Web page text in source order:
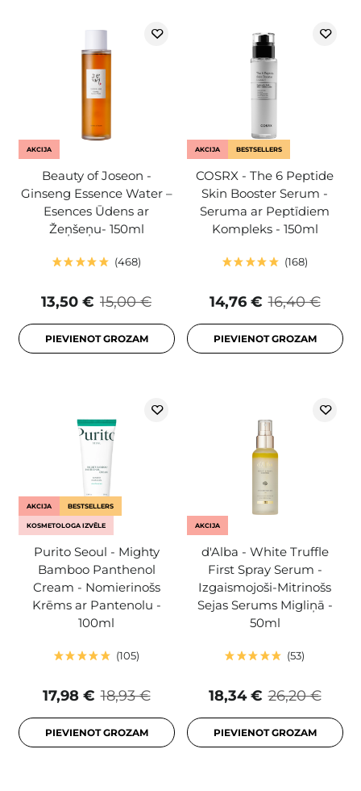
AKCIJA
Beauty of Joseon -
Ginseng Essence Water –
Esences Ūdens ar
Žeņšeņu- 150ml
468
15,00 €
13,50 €
PIEVIENOT GROZAM
AKCIJA BESTSELLERS
COSRX - The 6 Peptide
Skin Booster Serum -
Seruma ar Peptīdiem
Kompleks - 150ml
168
16,40 €
14,76 €
PIEVIENOT GROZAM
AKCIJA BESTSELLERS
KOSMETOLOGA IZVĒLE
Purito Seoul - Mighty
Bamboo Panthenol
Cream - Nomierinošs
Krēms ar Pantenolu -
100ml
105
18,93 €
17,98 €
PIEVIENOT GROZAM
AKCIJA
d'Alba - White Truffle
First Spray Serum -
Izgaismojoši-Mitrinošs
Sejas Serums Migliņā -
50ml
53
26,20 €
18,34 €
PIEVIENOT GROZAM